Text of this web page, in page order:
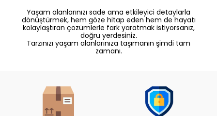
Yaşam alanlarınızı sade ama etkileyici detaylarla
dönüştürmek, hem göze hitap eden hem de hayatı
kolaylaştıran çözümlerle fark yaratmak istiyorsanız,
doğru yerdesiniz.
Tarzınızı yaşam alanlarınıza taşımanın şimdi tam
zamanı.